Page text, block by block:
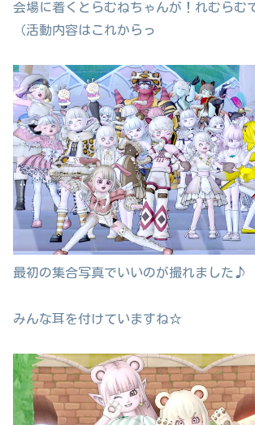
会場に着くとらむねちゃんが！れむらむ
（活動内容はこれからっ
最初の集合写真でいいのが撮れました♪
みんな耳を付けていますね☆